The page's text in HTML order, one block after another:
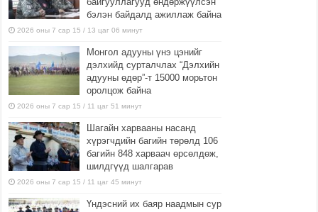
бэлэн байдалд ажиллаж байна
2026 оны 7 сар 15 / 13 цаг 06 минут
Монгол адууны үнэ цэнийг
дэлхийд сурталчлах “Дэлхийн
адууны өдөр”-т 15000 морьтон
оролцож байна
2026 оны 7 сар 15 / 11 цаг 51 минут
Шагайн харвааны насанд
хүрэгчдийн багийн төрөлд 106
багийн 848 харваач өрсөлдөж,
шилдгүүд шалгарав
2026 оны 7 сар 15 / 11 цаг 45 минут
Үндэсний их баяр наадмын сур